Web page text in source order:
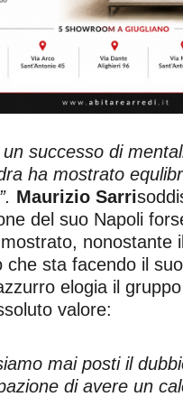
un successo di
ha mostrato
Maurizio Sarri
del suo Napoli
nonostante
che sta facendo il
elogia il
valore:
mai posti il
di avere un